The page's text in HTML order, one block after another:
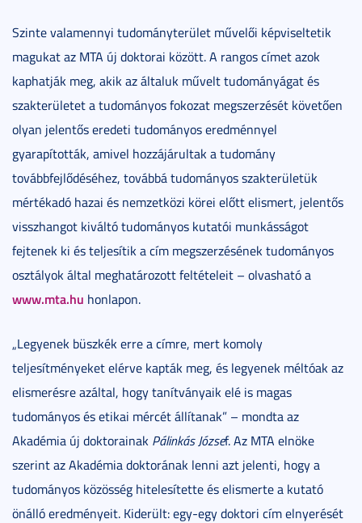
Szinte valamennyi tudományterület művelői képviseltetik
magukat az MTA új doktorai között. A rangos címet azok
kaphatják meg, akik az általuk művelt tudományágat és
szakterületet a tudományos fokozat megszerzését követően
olyan jelentős eredeti tudományos eredménnyel
gyarapították, amivel hozzájárultak a tudomány
továbbfejlődéséhez, továbbá tudományos szakterületük
mértékadó hazai és nemzetközi körei előtt elismert, jelentős
visszhangot kiváltó tudományos kutatói munkásságot
fejtenek ki és teljesítik a cím megszerzésének tudományos
osztályok által meghatározott feltételeit – olvasható a
www.mta.hu honlapon.
„Legyenek büszkék erre a címre, mert komoly
teljesítményeket elérve kapták meg, és legyenek méltóak az
elismerésre azáltal, hogy tanítványaik elé is magas
tudományos és etikai mércét állítanak” – mondta az
Akadémia új doktorainak Pálinkás József. Az MTA elnöke
szerint az Akadémia doktorának lenni azt jelenti, hogy a
tudományos közösség hitelesítette és elismerte a kutató
önálló eredményeit. Kiderült: egy-egy doktori cím elnyerését